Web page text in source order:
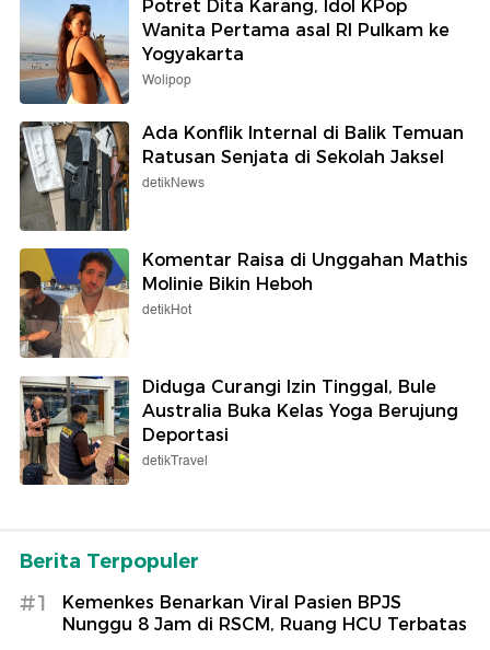
Potret Dita Karang, Idol KPop
Wanita Pertama asal RI Pulkam ke
Yogyakarta
Wolipop
Ada Konflik Internal di Balik Temuan
Ratusan Senjata di Sekolah Jaksel
detikNews
Komentar Raisa di Unggahan Mathis
Molinie Bikin Heboh
detikHot
Diduga Curangi Izin Tinggal, Bule
Australia Buka Kelas Yoga Berujung
Deportasi
detikTravel
Berita Terpopuler
#1
Kemenkes Benarkan Viral Pasien BPJS
Nunggu 8 Jam di RSCM, Ruang HCU Terbatas